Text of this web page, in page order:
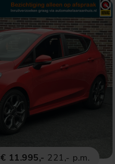
€ 11.995,- 221,- p.m.